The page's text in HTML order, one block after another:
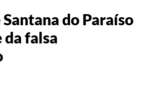
do Paraíso
da falsa